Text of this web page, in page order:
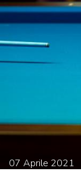
07 Aprile 2021